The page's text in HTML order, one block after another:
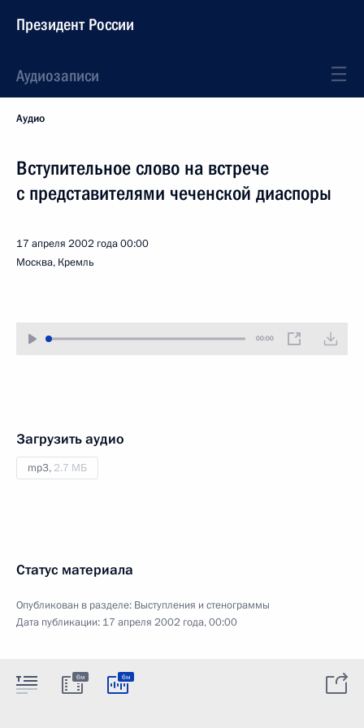
Президент России
Аудиозаписи
Аудио
Вступительное слово на встрече
с представителями чеченской диаспоры
17 апреля 2002 года00:00
Москва, Кремль
00:00
Загрузить аудио
mp3, 2.7 МБ
Статус материала
Опубликован в разделе: Выступления и стенограммы
Дата публикации: 17 апреля 2002 года, 00:00
6м 6м